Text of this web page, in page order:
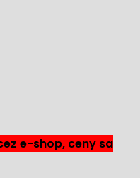
e-shop, ceny sa